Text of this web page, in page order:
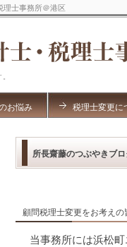
理士事務所＠港区
お悩み 税理士変更に
所長齋藤のつぶやきブ
顧問税理士変更をお考えの
当事務所には浜松